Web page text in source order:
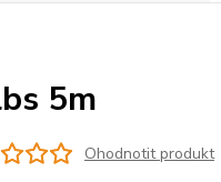
5m
Ohodnotit produkt